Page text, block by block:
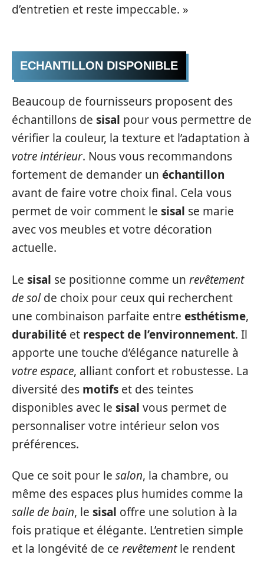
d’entretien et reste impeccable. »
ECHANTILLON DISPONIBLE
Beaucoup de fournisseurs proposent des
échantillons de sisal pour vous permettre de
vérifier la couleur, la texture et l’adaptation à
votre intérieur. Nous vous recommandons
fortement de demander un échantillon
avant de faire votre choix final. Cela vous
permet de voir comment le sisal se marie
avec vos meubles et votre décoration
actuelle.
Le sisal se positionne comme un revêtement
de solde choix pour ceux qui recherchent
une combinaison parfaite entre esthétisme,
durabilité et respect de l’environnement. Il
apporte une touche d’élégance naturelle à
votre espace, alliant confort et robustesse. La
diversité des motifs et des teintes
disponibles avec le sisal vous permet de
personnaliser votre intérieur selon vos
préférences.
Que ce soit pour le salon, la chambre, ou
même des espaces plus humides comme la
salle de bain, le sisal offre une solution à la
fois pratique et élégante. L’entretien simple
et la longévité de ce revêtementle rendent